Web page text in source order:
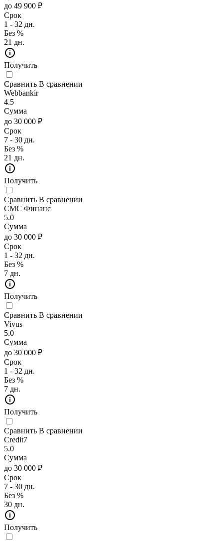
до 49 900 ₽
Срок
1 - 32 дн.
Без %
21 дн.
Получить
Сравнить В сравнении
Webbankir
4.5
Сумма
до 30 000 ₽
Срок
7 - 30 дн.
Без %
21 дн.
Получить
Сравнить В сравнении
СМС Финанс
5.0
Сумма
до 30 000 ₽
Срок
1 - 32 дн.
Без %
7 дн.
Получить
Сравнить В сравнении
Vivus
5.0
Сумма
до 30 000 ₽
Срок
1 - 32 дн.
Без %
7 дн.
Получить
Сравнить В сравнении
Credit7
5.0
Сумма
до 30 000 ₽
Срок
7 - 30 дн.
Без %
30 дн.
Получить